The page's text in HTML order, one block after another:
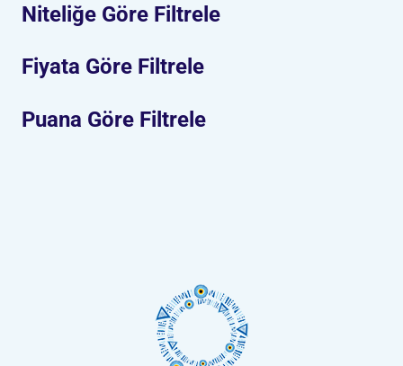
Niteliğe Göre Filtrele
Fiyata Göre Filtrele
Puana Göre Filtrele